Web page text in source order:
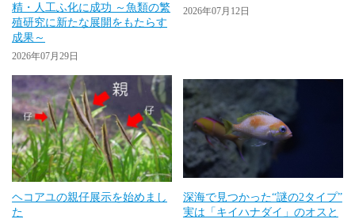
精・人工ふ化に成功 ～魚類の繁
殖研究に新たな展開をもたらす
成果～
2026年07月29日
2026年07月12日
ヘコアユの親仔展示を始めまし
た
深海で見つかった“謎の2タイプ”
実は「キイハナダイ」のオスと